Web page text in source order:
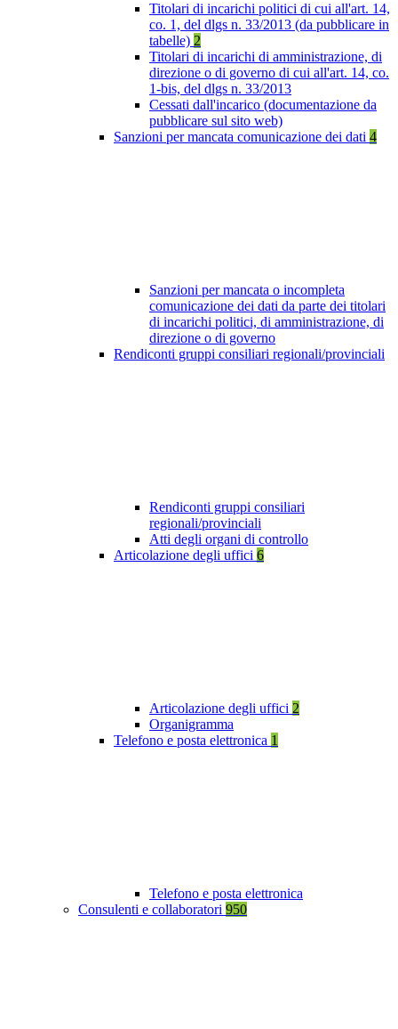
Titolari di incarichi politici di cui all'art. 14,
co. 1, del dlgs n. 33/2013 (da pubblicare in
tabelle) 2
Titolari di incarichi di amministrazione, di
direzione o di governo di cui all'art. 14, co.
1-bis, del dlgs n. 33/2013
Cessati dall'incarico (documentazione da
pubblicare sul sito web)
Sanzioni per mancata comunicazione dei dati 4
Sanzioni per mancata o incompleta
comunicazione dei dati da parte dei titolari
di incarichi politici, di amministrazione, di
direzione o di governo
Rendiconti gruppi consiliari regionali/provinciali
Rendiconti gruppi consiliari
regionali/provinciali
Atti degli organi di controllo
Articolazione degli uffici 6
Articolazione degli uffici 2
Organigramma
Telefono e posta elettronica 1
Telefono e posta elettronica
Consulenti e collaboratori 950